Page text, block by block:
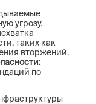
угрозу.
таких как
вторжений.
по